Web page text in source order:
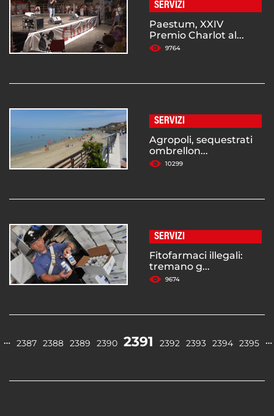
SERVIZI
Paestum, XXIV
Premio Charlot al...
9764
SERVIZI
Agropoli, sequestrati
ombrellon...
10299
SERVIZI
Fitofarmaci illegali:
tremano g...
9674
… 2387 2388 2389 2390 2391 2392 2393 2394 2395 …